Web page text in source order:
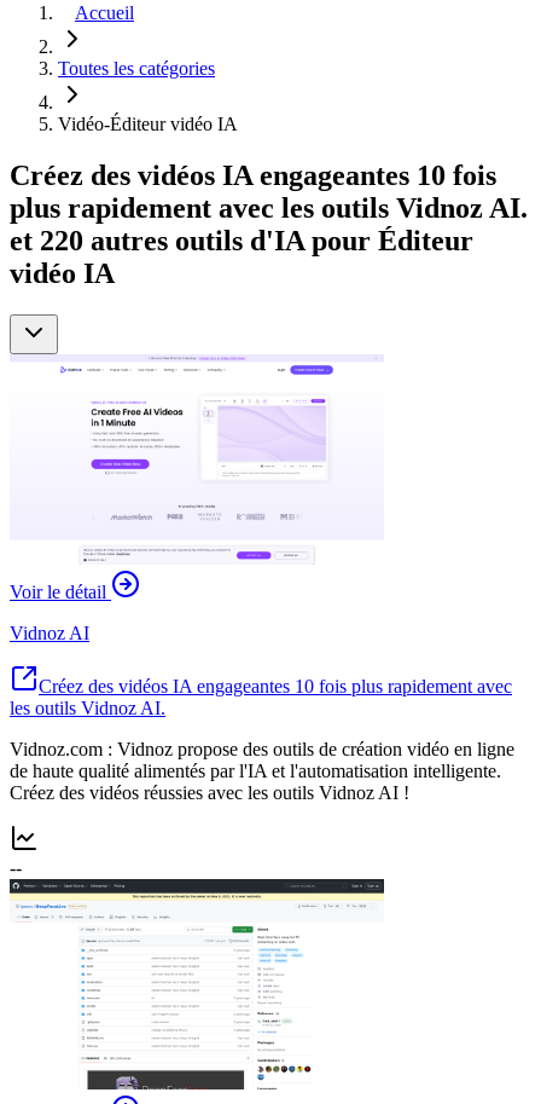
Accueil
Toutes les catégories
Vidéo-Éditeur vidéo IA
Créez des vidéos IA engageantes 10 fois
plus rapidement avec les outils Vidnoz AI.
et 220 autres outils d'IA pour Éditeur
vidéo IA
Voir le détail
Vidnoz AI
Créez des vidéos IA engageantes 10 fois plus rapidement avec
les outils Vidnoz AI.
Vidnoz.com : Vidnoz propose des outils de création vidéo en ligne
de haute qualité alimentés par l'IA et l'automatisation intelligente.
Créez des vidéos réussies avec les outils Vidnoz AI !
--